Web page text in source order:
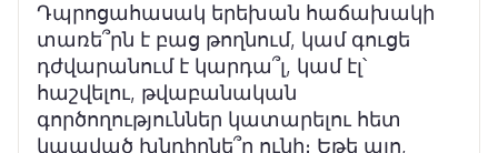
Դպրոցահասակ երեխան հաճախակի
տառե՞րն է բաց թողնում, կամ գուցե
դժվարանում է կարդա՞լ, կամ էլ՝
հաշվելու, թվաբանական
գործողություններ կատարելու հետ
կապված խնդիրնե՞ր ունի։ Եթե այո,